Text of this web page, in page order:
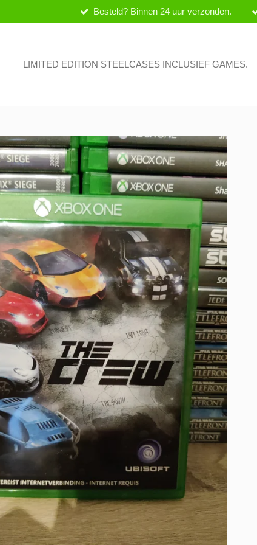
Besteld? Binnen 24 uur verzonden.
LIMITED EDITION STEELCASES INCLUSIEF GAMES.